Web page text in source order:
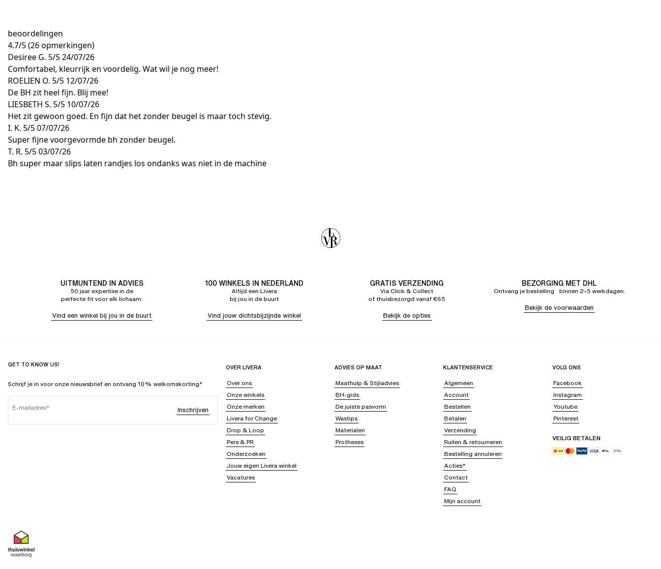
beoordelingen
4.7/5(26 opmerkingen)
Desiree G. 5/524/07/26
Comfortabel, kleurrijk en voordelig. Wat wil je nog meer!
ROELIEN O. 5/5 12/07/26
De BH zit heel fijn. Blij mee!
LIESBETH S. 5/5 10/07/26
Het zit gewoon goed. En fijn dat het zonder beugel is maar toch stevig.
I. K. 5/507/07/26
Super fijne voorgevormde bh zonder beugel.
T. R. 5/503/07/26
Bh super maar slips laten randjes los ondanks was niet in de machine
UITMUNTEND IN ADVIES
50 jaar expertise in de
perfecte fit voor elk lichaam.
Vind een winkel bij jou in de buurt
100 WINKELS IN NEDERLAND
Altijd een Livera
bij jou in de buurt
Vind jouw dichtsbijzijnde winkel
GRATIS VERZENDING
Via Click & Collect
of thuisbezorgd vanaf €65
Bekijk de opties
BEZORGING MET DHL
Ontvang je bestelling binnen 2–5 werkdagen.
Bekijk de voorwaarden
GET TO KNOW US!
Schrijf je in voor onze nieuwsbrief en ontvang 10% welkomskorting.*
E-mailadres Inschrijven
OVER LIVERA
Over ons
Onze winkels
Onze merken
Livera for Change
Drop & Loop
Pers & PR
Onderzoeken
Jouw eigen Livera winkel
Vacatures
ADVIES OP MAAT
Maathulp & Stijladvies
BH-gids
De juiste pasvorm
Wastips
Materialen
Protheses
KLANTENSERVICE
Algemeen
Account
Bestellen
Betalen
Verzending
Ruilen & retourneren
Bestelling annuleren
Acties*
Contact
FAQ
Mijn account
VOLG ONS
Facebook
Instagram
Youtube
Pinterest
VEILIG BETALEN